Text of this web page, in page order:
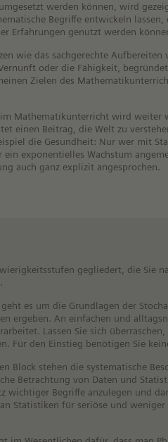
werden können, wird
Begriffe entwickeln
Erfahrungen genutzt werden
wie das sachgerechte Aufbereiten
oder die Fähigkeit,
Zielen des
Mathematikunterricht wird weiter
einen Beitrag, die Welt zu
die Gesundheit: Nur wer mit
exponentielles Wachstum
auch ganz explizit angesprochen.
gegliedert, die Sie
es um die Grundlagen der
ergeben. An einfachen und
Lassen Sie sich
Für den Einstieg benötigen Sie
Block stehen die systematische
Betrachtung von Daten und
wichtiger Begriffe anzulegen und
Statistiken für seriöse und